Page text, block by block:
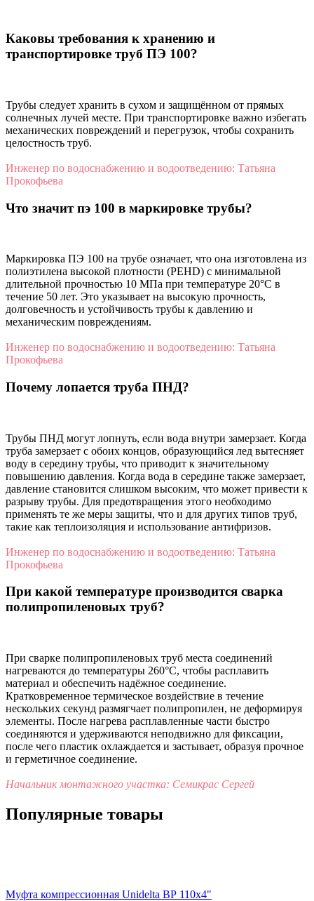
Каковы требования к хранению и
транспортировке труб ПЭ 100?
Трубы следует хранить в сухом и защищённом от прямых
солнечных лучей месте. При транспортировке важно избегать
механических повреждений и перегрузок, чтобы сохранить
целостность труб.
Инженер по водоснабжению и водоотведению: Татьяна
Прокофьева
Что значит пэ 100 в маркировке трубы?
Маркировка ПЭ 100 на трубе означает, что она изготовлена из
полиэтилена высокой плотности (PEHD) с минимальной
длительной прочностью 10 МПа при температуре 20°C в
течение 50 лет. Это указывает на высокую прочность,
долговечность и устойчивость трубы к давлению и
механическим повреждениям.
Инженер по водоснабжению и водоотведению: Татьяна
Прокофьева
Почему лопается труба ПНД?
Трубы ПНД могут лопнуть, если вода внутри замерзает. Когда
труба замерзает с обоих концов, образующийся лед вытесняет
воду в середину трубы, что приводит к значительному
повышению давления. Когда вода в середине также замерзает,
давление становится слишком высоким, что может привести к
разрыву трубы. Для предотвращения этого необходимо
применять те же меры защиты, что и для других типов труб,
такие как теплоизоляция и использование антифризов.
Инженер по водоснабжению и водоотведению: Татьяна
Прокофьева
При какой температуре производится сварка
полипропиленовых труб?
При сварке полипропиленовых труб места соединений
нагреваются до температуры 260°C, чтобы расплавить
материал и обеспечить надёжное соединение.
Кратковременное термическое воздействие в течение
нескольких секунд размягчает полипропилен, не деформируя
элементы. После нагрева расплавленные части быстро
соединяются и удерживаются неподвижно для фиксации,
после чего пластик охлаждается и застывает, образуя прочное
и герметичное соединение.
Начальник монтажного участка: Семикрас Сергей
Популярные товары
Муфта компрессионная Unidelta ВР 110х4"